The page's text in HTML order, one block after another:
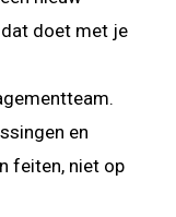
doet met je
en
feiten, niet op